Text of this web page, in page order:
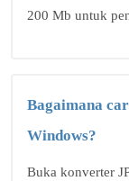
200 Mb untuk
Bagaimana
Windows?
Buka konverter